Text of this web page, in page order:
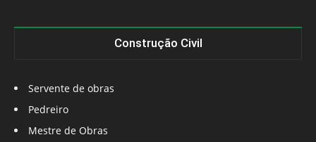
Construção Civil
Servente de obras
Pedreiro
Mestre de Obras